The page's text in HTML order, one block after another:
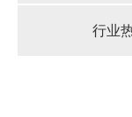
行业